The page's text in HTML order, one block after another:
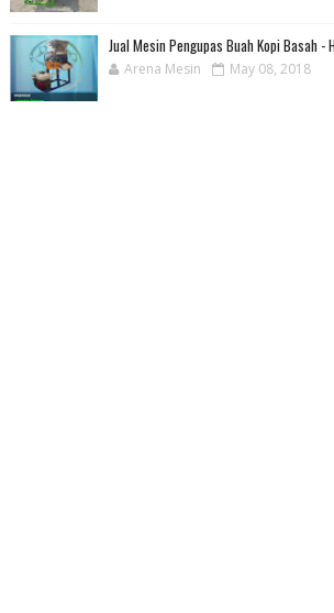
Jual Mesin Pengupas Buah Kopi Basah -
Arena Mesin May 08, 2018